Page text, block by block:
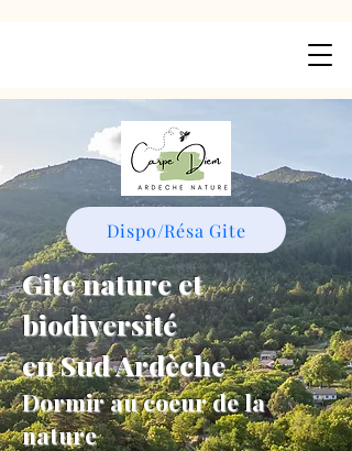
Dispo/Résa Gite
Gite nature et
biodiversité
en Sud Ardèche
Dormir au coeur de la
nature